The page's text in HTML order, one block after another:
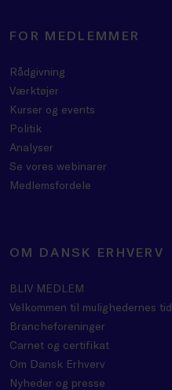
FOR MEDLEMMER
Rådgivning
Værktøjer
Kurser og events
Politik
Analyser
Se vores webinarer
Medlemsfordele
OM DANSK ERHVERV
BLIV MEDLEM
Velkommen til mulighedernes tid
Brancheforeninger
Carnet og certifikat
Om Dansk Erhverv
Nyheder og presse